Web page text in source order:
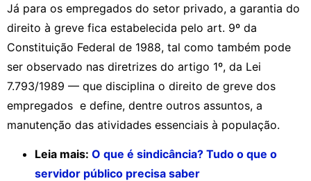
Já para os empregados do setor privado, a garantia do
direito à greve fica estabelecida pelo art. 9º da
Constituição Federal de 1988, tal como também pode
ser observado nas diretrizes do artigo 1º, da Lei
7.793/1989 — que disciplina o direito de greve dos
empregados e define, dentre outros assuntos, a
manutenção das atividades essenciais à população.
Leia mais: O que é sindicância? Tudo o que o
servidor público precisa saber